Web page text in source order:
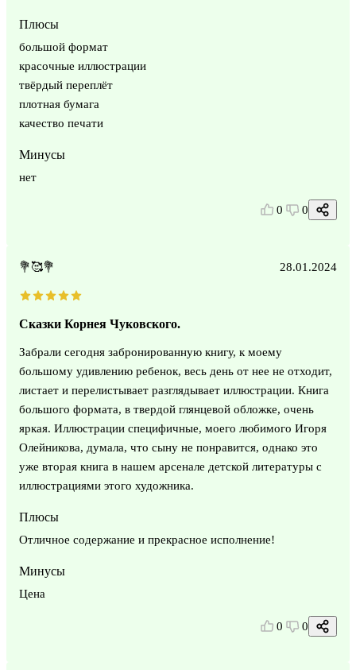
Плюсы
большой формат
красочные иллюстрации
твёрдый переплёт
плотная бумага
качество печати
Минусы
нет
0 0
💐🥰💐 28.01.2024
Сказки Корнея Чуковского.
Забрали сегодня забронированную книгу, к моему
большому удивлению ребенок, весь день от нее не отходит,
листает и перелистывает разглядывает иллюстрации. Книга
большого формата, в твердой глянцевой обложке, очень
яркая. Иллюстрации специфичные, моего любимого Игоря
Олейникова, думала, что сыну не понравится, однако это
уже вторая книга в нашем арсенале детской литературы с
иллюстрациями этого художника.
Плюсы
Отличное содержание и прекрасное исполнение!
Минусы
Цена
0 0